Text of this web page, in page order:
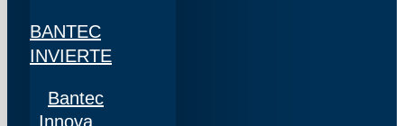
BANTEC
INVIERTE
Bantec
Innova